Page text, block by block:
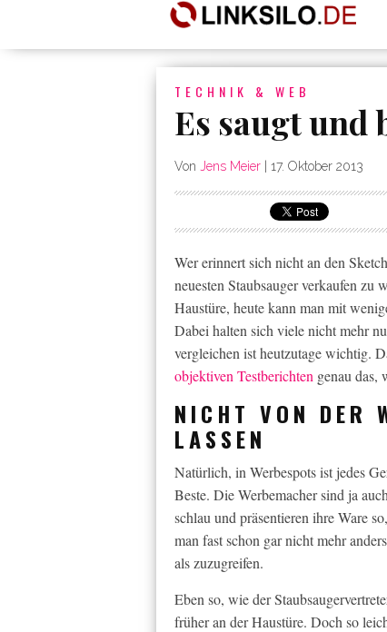
TECHNIK & WEB
Es saugt und
Von Jens Meier 17. Oktober 2013
Wer erinnert sich nicht an den
neuesten Staubsauger verkaufen zu
Haustüre, heute kann man mit
Dabei halten sich viele nicht mehr
vergleichen ist heutzutage wichtig.
objektiven Testberichten genau das,
NICHT VON DER
LASSEN
Natürlich, in Werbespots ist jedes
Beste. Die Werbemacher sind ja auch
schlau und präsentieren ihre Ware
man fast schon gar nicht mehr
als zuzugreifen.
Eben so, wie der
früher an der Haustüre. Doch so